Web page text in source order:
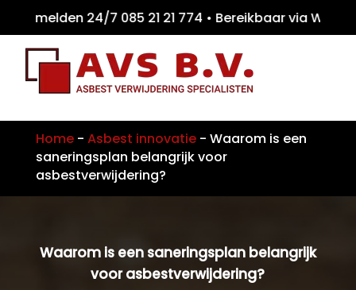
melden 24/7 085 21 21 774 •
Home- Asbest innovatie- Waarom is een
saneringsplan belangrijk voor
asbestverwijdering?
Waarom is een saneringsplan belangrijk
voor asbestverwijdering?